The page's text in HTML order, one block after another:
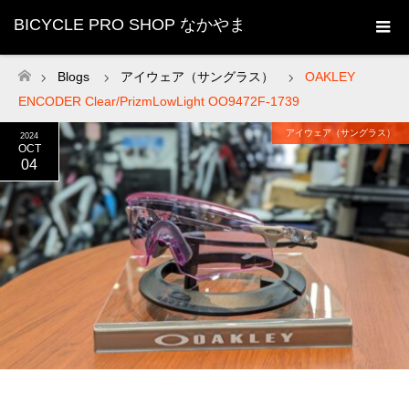
BICYCLE PRO SHOP なかやま
ホーム
Blogs アイウェア（サングラス）
OAKLEY
ENCODER Clear/PrizmLowLight OO9472F-1739
2024
OCT
04
アイウェア（サングラス）